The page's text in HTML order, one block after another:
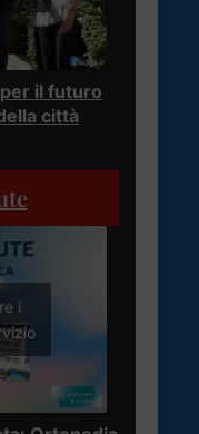
per il futuro
città
i